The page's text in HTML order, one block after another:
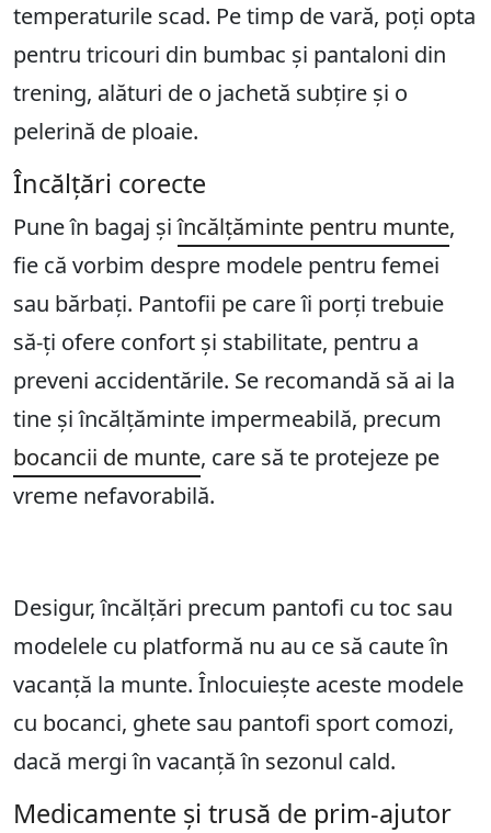
temperaturile scad. Pe timp de vară, poți opta
pentru tricouri din bumbac și pantaloni din
trening, alături de o jachetă subțire și o
pelerină de ploaie.
Încălțări corecte
Pune în bagaj șiîncălțăminte pentru munte,
fie că vorbim despre modele pentru femei
sau bărbați. Pantofii pe care îi porți trebuie
să-ți ofere confort și stabilitate, pentru a
preveni accidentările. Se recomandă să ai la
tine și încălțăminte impermeabilă, precum
bocancii de munte, care să te protejeze pe
vreme nefavorabilă.
Desigur, încălțări precum pantofi cu toc sau
modelele cu platformă nu au ce să caute în
vacanță la munte. Înlocuiește aceste modele
cu bocanci, ghete sau pantofi sport comozi,
dacă mergi în vacanță în sezonul cald.
Medicamente și trusă de prim-ajutor